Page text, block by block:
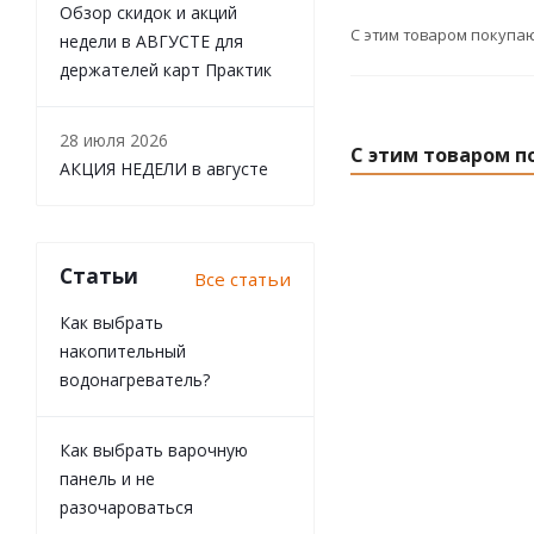
С этим товаром
С этим товаром
Обзор скидок и акций
недели в АВГУСТЕ для
держателей карт Практик
28 июля 2026
АКЦИЯ НЕДЕЛИ в августе
Статьи Все статьи
Как выбрать
накопительный
водонагреватель?
Как выбрать варочную
панель и не
разочароваться